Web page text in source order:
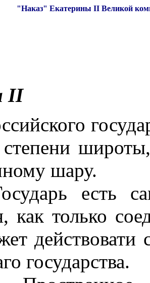
"Наказ" Екатерины II Великой
II
шару.
есть
как только
действовати
государства.